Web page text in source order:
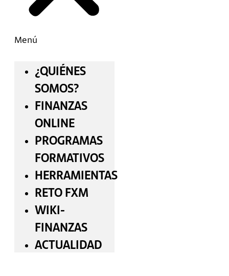
Menú
¿QUIÉNES
SOMOS?
FINANZAS
ONLINE
PROGRAMAS
FORMATIVOS
HERRAMIENTAS
RETO FXM
WIKI-
FINANZAS
ACTUALIDAD